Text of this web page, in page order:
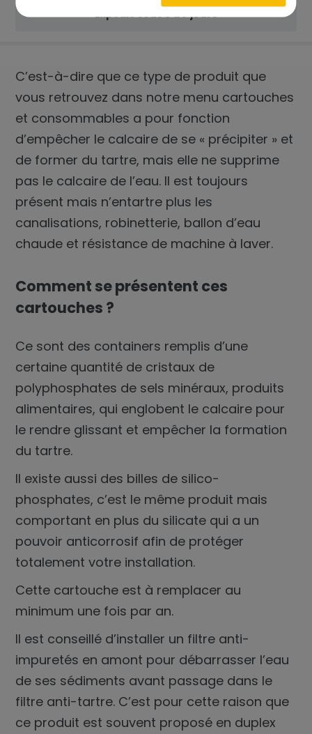
C’est-à-dire que ce type de produit que
vous retrouvez dans notre menu cartouches
et consommables a pour fonction
d’empêcher le calcaire de se « précipiter » et
de former du tartre, mais elle ne supprime
pas le calcaire de l’eau. Il est toujours
présent mais n’entartre plus les
canalisations, robinetterie, ballon d’eau
chaude et résistance de machine à laver.
Comment se présentent ces
cartouches ?
Ce sont des containers remplis d’une
certaine quantité de cristaux de
polyphosphates de sels minéraux, produits
alimentaires, qui englobent le calcaire pour
le rendre glissant et empêcher la formation
du tartre.
Il existe aussi des billes de silico-
phosphates, c’est le même produit mais
comportant en plus du silicate qui a un
pouvoir anticorrosif afin de protéger
totalement votre installation.
Cette cartouche est à remplacer au
minimum une fois par an.
Il est conseillé d’installer un filtre anti-
impuretés en amont pour débarrasser l’eau
de ses sédiments avant passage dans le
filtre anti-tartre. C’est pour cette raison que
ce produit est souvent proposé en duplex
Expédié sous 5 à 7 jours